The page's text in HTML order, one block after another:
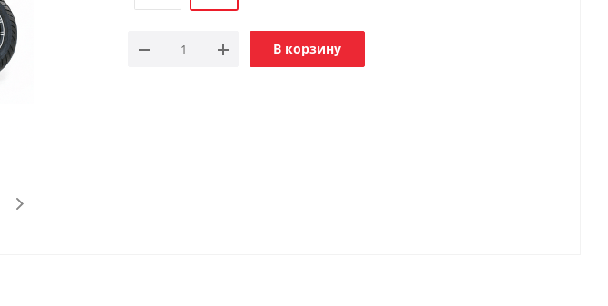
В корзину